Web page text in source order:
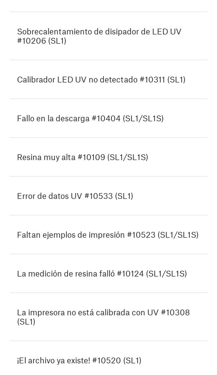
Sobrecalentamiento de disipador de LED UV
#10206 (SL1)
Calibrador LED UV no detectado #10311 (SL1)
Fallo en la descarga #10404 (SL1/SL1S)
Resina muy alta #10109 (SL1/SL1S)
Error de datos UV #10533 (SL1)
Faltan ejemplos de impresión #10523 (SL1/SL1S)
La medición de resina falló #10124 (SL1/SL1S)
La impresora no está calibrada con UV #10308
(SL1)
¡El archivo ya existe! #10520 (SL1)